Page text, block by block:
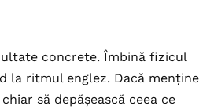
concrete. Îmbină fizicul
la ritmul englez. Dacă menține
să depășească ceea ce